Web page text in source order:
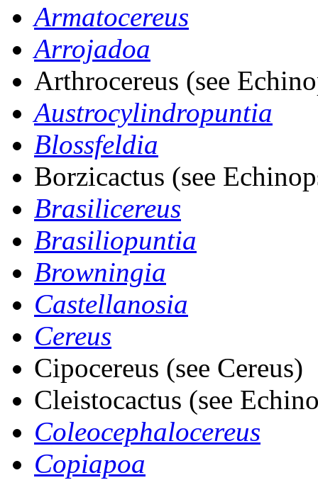
Armatocereus
Arrojadoa
Arthrocereus (see
Austrocylindropuntia
Blossfeldia
Borzicactus (see
Brasilicereus
Brasiliopuntia
Browningia
Castellanosia
Cereus
Cipocereus (see Cereus)
Cleistocactus (see
Coleocephalocereus
Copiapoa